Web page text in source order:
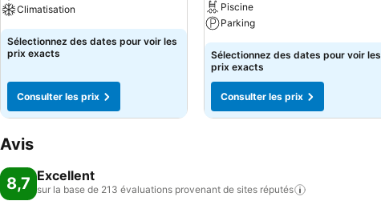
Climatisation
Sélectionnez des dates pour voir les
prix exacts
Consulter les prix
Piscine
Parking
Sélectionnez des dates pour voir les
prix exacts
Consulter les prix
Avis
8,7 Excellent
sur la base de 213 évaluations provenant de sites réputés